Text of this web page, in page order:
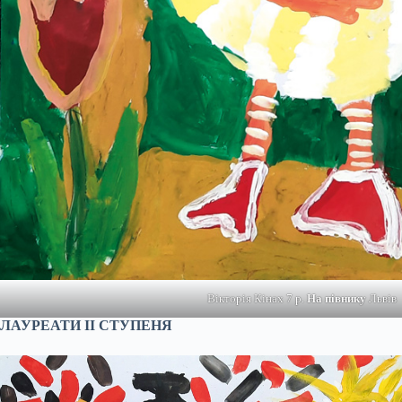
Вікторія Кінах 7 р. На півникуЛьвів
ЛАУРЕАТИ ІІ СТУПЕНЯ